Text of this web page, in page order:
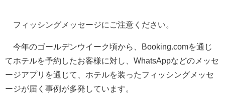
フィッシングメッセージにご注意ください。
今年のゴールデンウイーク頃から、Booking.comを通じ
てホテルを予約したお客様に対し、WhatsAppなどのメッセ
ージアプリを通じて、ホテルを装ったフィッシングメッセ
ージが届く事例が多発しています。